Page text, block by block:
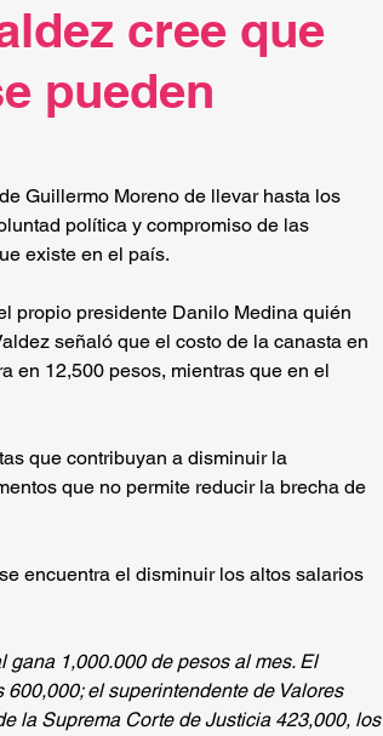
cree que
pueden
Guillermo Moreno de llevar hasta los
política y compromiso de las
existe en el país.
propio presidente Danilo Medina quién
señaló que el costo de la canasta en
en 12,500 pesos, mientras que en el
que contribuyan a disminuir la
que no permite reducir la brecha de
encuentra el disminuir los altos salarios
gana 1,000.000 de pesos al mes. El
el superintendente de Valores
la Suprema Corte de Justicia 423,000, los